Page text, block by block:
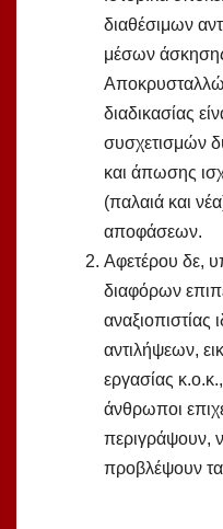
διαθέσιμων
μέσων
διαδικασίας
συσχετισμών
και άπωσης
(παλαιά και
αποφάσεων.
Αφετέρου δε,
διαφόρων
αντιλήψεων,
εργασίας
άνθρωποι
περιγράψουν,
προβλέψουν